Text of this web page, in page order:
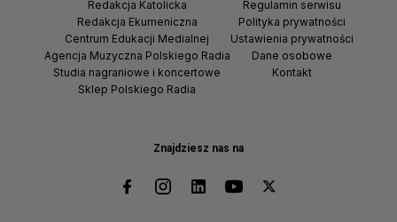
Znajdziesz nas na
Redakcja Katolicka
Redakcja Ekumeniczna
Centrum Edukacji Medialnej
Agencja Muzyczna Polskiego Radia
Studia nagraniowe i koncertowe
Sklep Polskiego Radia
Regulamin serwisu
Polityka prywatności
Ustawienia prywatności
Dane osobowe
Kontakt